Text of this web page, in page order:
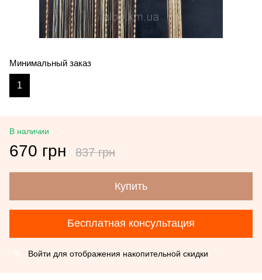
Минимальный заказ
1
В наличии
670 грн 837 грн
Купить
Бесплатная консультация
Войти для отображения накопительной скидки